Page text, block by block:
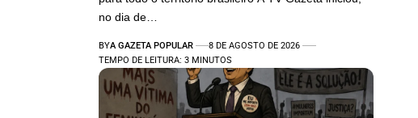
no dia de…
BYA GAZETA POPULAR
8 DE AGOSTO DE 2026
TEMPO DE LEITURA: 3 MINUTOS